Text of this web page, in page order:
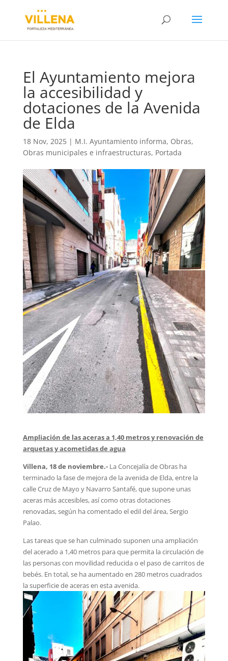
El Ayuntamiento mejora
la accesibilidad y
dotaciones de la Avenida
de Elda
18 Nov, 2025| M.I. Ayuntamiento informa, Obras,
Obras municipales e infraestructuras, Portada
Ampliación de las aceras a 1,40 metros y renovación de
arquetas y acometidas de agua
Villena, 18 de noviembre.- La Concejalía de Obras ha
terminado la fase de mejora de la avenida de Elda, entre la
calle Cruz de Mayo y Navarro Santafé, que supone unas
aceras más accesibles, así como otras dotaciones
renovadas, según ha comentado el edil del área, Sergio
Palao.
Las tareas que se han culminado suponen una ampliación
del acerado a 1,40 metros para que permita la circulación de
las personas con movilidad reducida o el paso de carritos de
bebés. En total, se ha aumentado en 280 metros cuadrados
la superficie de aceras en esta avenida.